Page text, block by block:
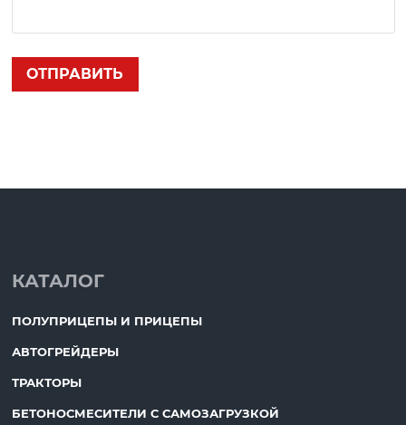
КАТАЛОГ
ПОЛУПРИЦЕПЫ И ПРИЦЕПЫ
АВТОГРЕЙДЕРЫ
ТРАКТОРЫ
БЕТОНОСМЕСИТЕЛИ С САМОЗАГРУЗКОЙ